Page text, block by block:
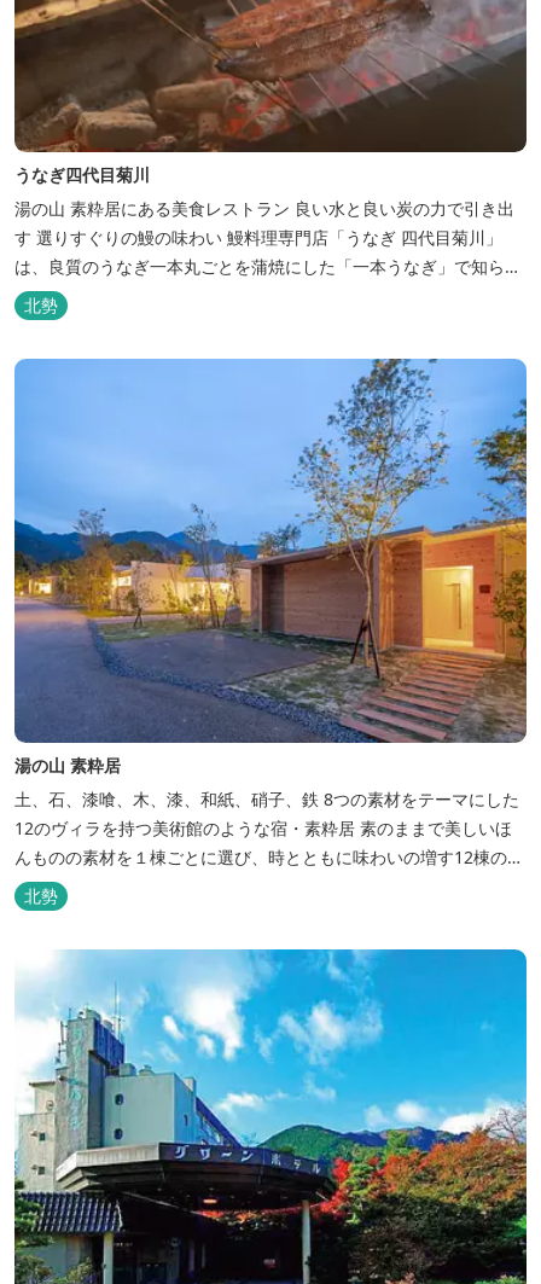
うなぎ四代目菊川
湯の山 素粋居にある美食レストラン 良い水と良い炭の力で引き出
す 選りすぐりの鰻の味わい 鰻料理専門店「うなぎ 四代目菊川」
は、良質のうなぎ一本丸ごとを蒲焼にした「一本うなぎ」で知られ
ます。大きさも太さも極上の鰻を厳選し、皮をパリッと焼き上げて
も身質がフワッとやわらかい、贅沢な食感を実現。 鮮度抜群の鰻を
毎日捌き、良質の炭で焼き立てを供します。素材から炭まで、鰻の
北勢
湯の山 素粋居
土、石、漆喰、木、漆、和紙、硝子、鉄 8つの素材をテーマにした
12のヴィラを持つ美術館のような宿・素粋居 素のままで美しいほ
んものの素材を１棟ごとに選び、時とともに味わいの増す12棟のヴ
ィラをつくりました。現代美術・工芸・古美術・アンティークをし
つらえた空間は、 とびきり居心地が良い美術館のよう。次はあのヴ
ィラで素材とアートに触れたい。 そんな滞在の楽しみが広がりま
す。 「そ...
北勢